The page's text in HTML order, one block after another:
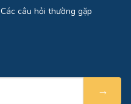
Các câu hỏi thường gặp
→